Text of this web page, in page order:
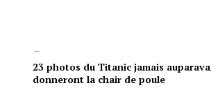
←
23 photos du Titanic jamais
donneront la chair de poule